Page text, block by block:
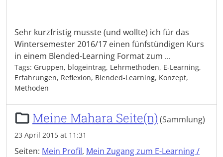
Sehr kurzfristig musste (und wollte) ich für das
Wintersemester 2016/17 einen fünfstündigen Kurs
in einem Blended-Learning Format zum ...
Tags: Gruppen, blogeintrag, Lehrmethoden, E-Learning,
Erfahrungen, Reflexion, Blended-Learning, Konzept,
Methoden
Meine Mahara Seite(n) (Sammlung)
23 April 2015 at 11:31
Seiten: Mein Profil, Mein Zugang zum E-Learning /